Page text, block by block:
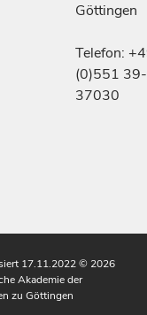
Göttingen
Telefon:
(0)551 39-
37030
17.11.2022© 2026
Akademie der
zu Göttingen